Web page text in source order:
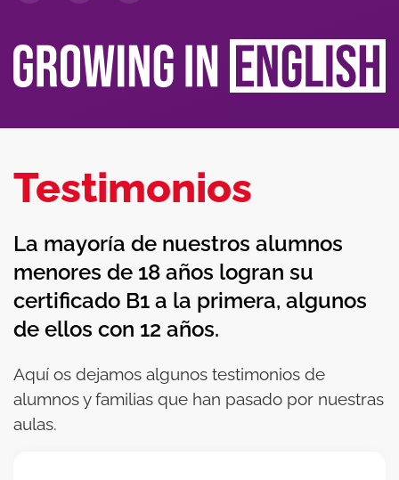
Testimonios
La mayoría de nuestros alumnos
menores de 18 años logran su
certificado B1 a la primera, algunos
de ellos con 12 años.
Aquí os dejamos algunos testimonios de
alumnos y familias que han pasado por nuestras
aulas.